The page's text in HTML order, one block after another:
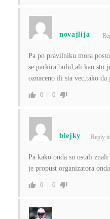
novajlija
Pa po pravilniku mora
se parkira bolid,ali kao sto
oznaceno ili sta vec,tako da
0 0
blejky Reply
Pa kako onda su ostali
je propust organizatora
0 0